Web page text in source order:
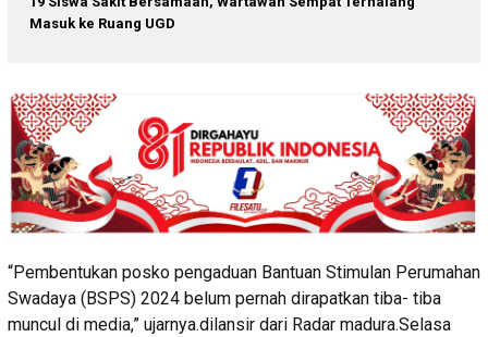
Masuk ke Ruang UGD
“Pembentukan posko pengaduan Bantuan Stimulan Perumahan
Swadaya (BSPS) 2024 belum pernah dirapatkan tiba- tiba
muncul di media,” ujarnya.dilansir dari Radar madura.Selasa